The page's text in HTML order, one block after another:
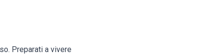
Preparati a vivere